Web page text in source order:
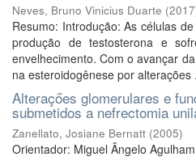
Neves, Bruno Vinicius Duarte (2017
Resumo: Introdução: As células
produção de testosterona e
envelhecimento. Com o avançar
na esteroidogênese por alterações
Alteraçőes glomerulares e
submetidos a nefrectomia
Zanellato, Josiane Bernatt (2005)
Orientador: Miguel Ângelo Agulham